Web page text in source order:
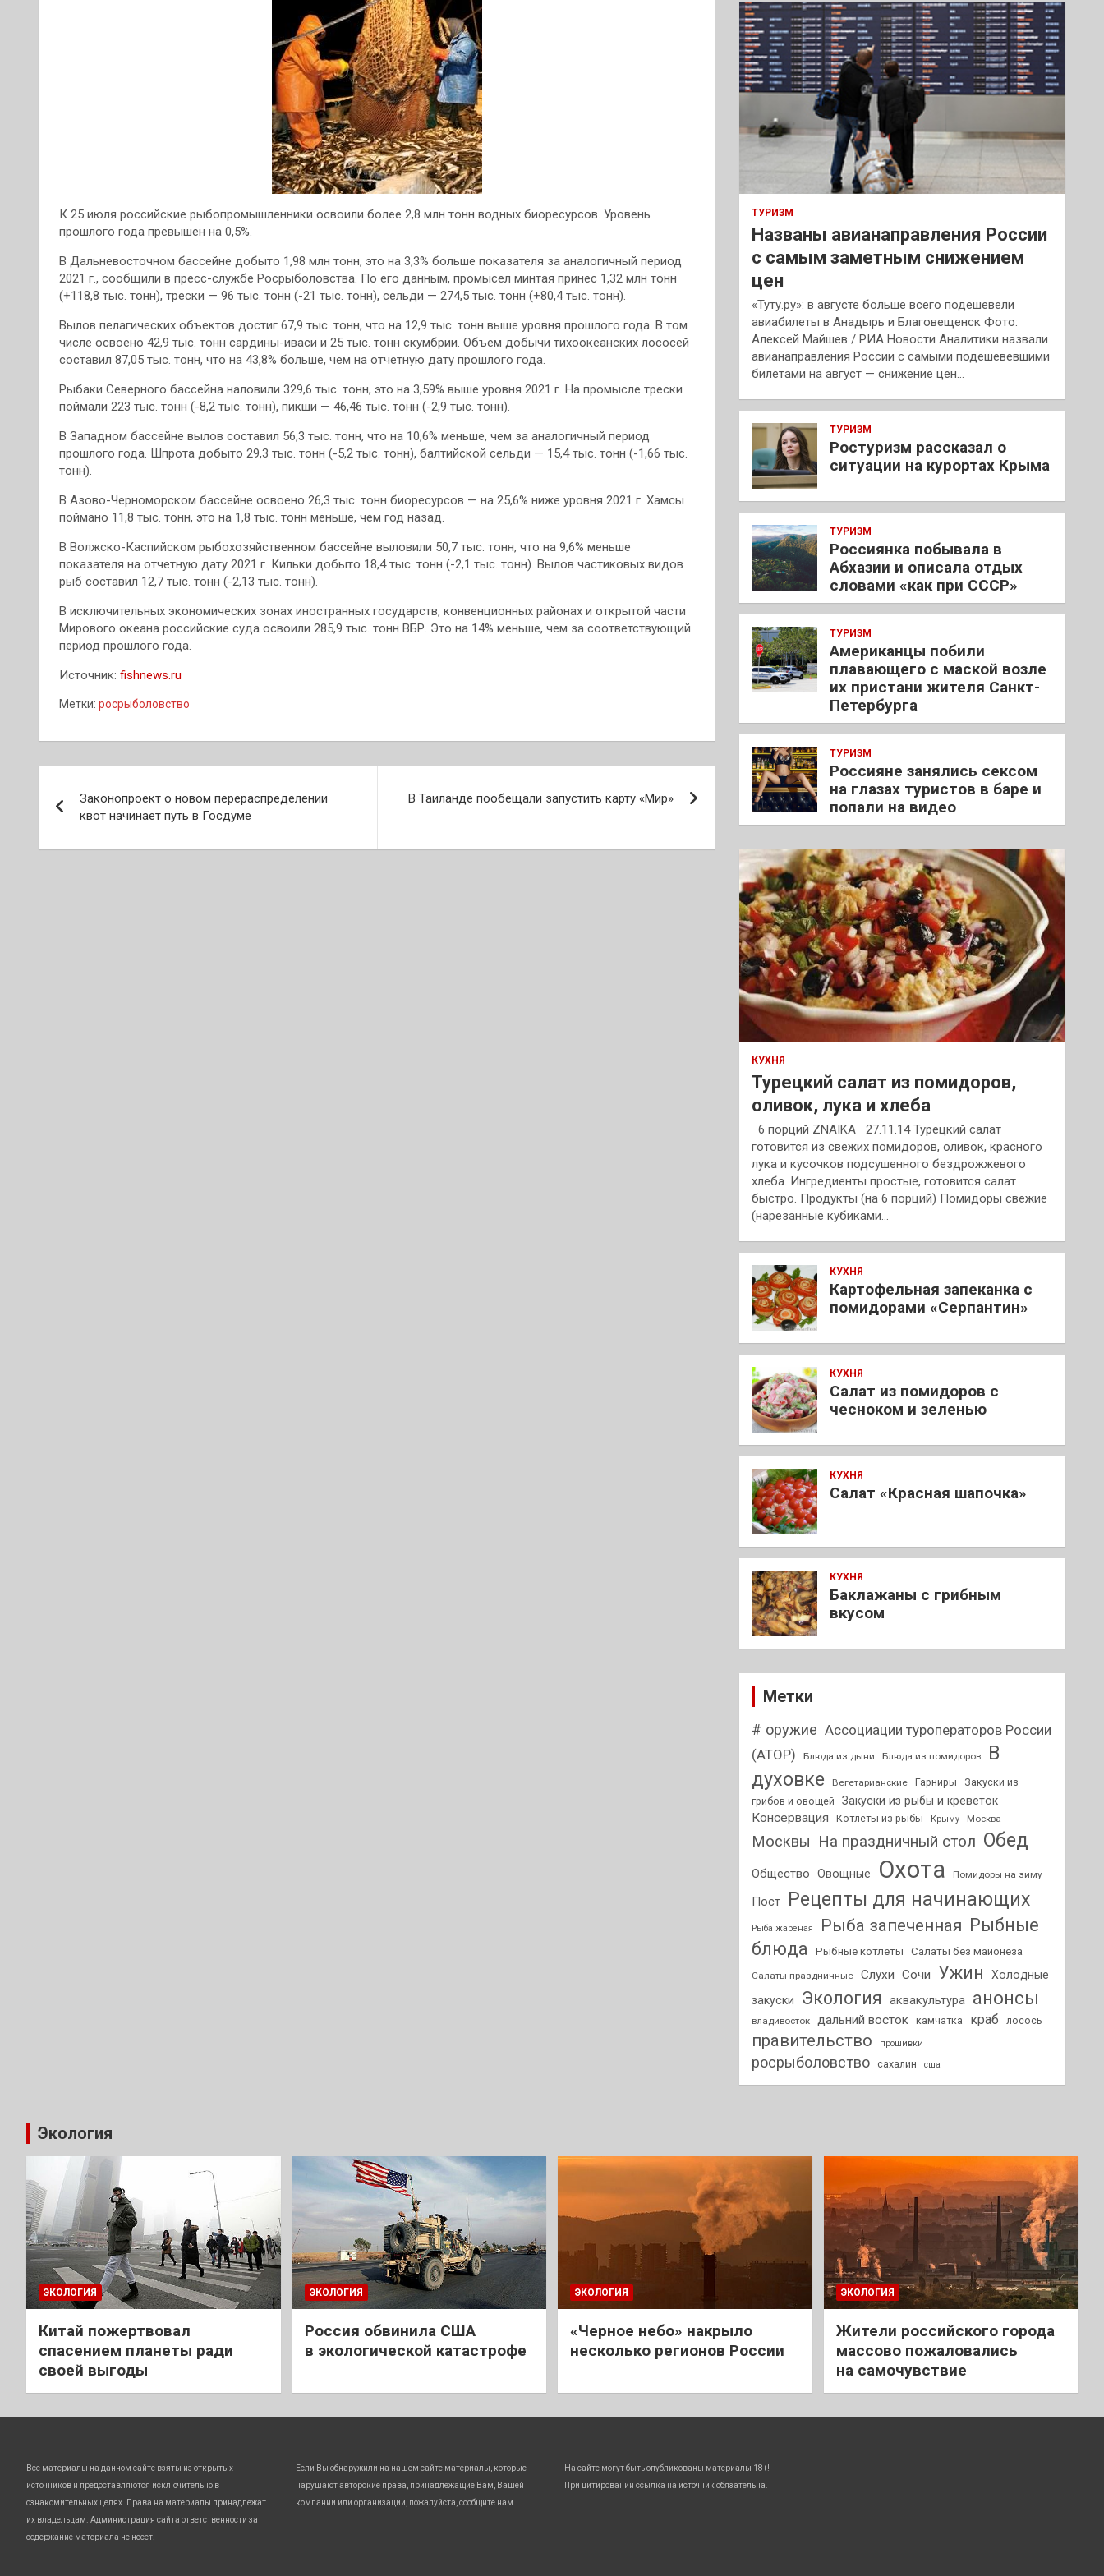
К 25 июля российские рыбопромышленники освоили более 2,8 млн тонн водных биоресурсов. Уровень
прошлого года превышен на 0,5%.
В Дальневосточном бассейне добыто 1,98 млн тонн, это на 3,3% больше показателя за аналогичный период
2021 г., сообщили в пресс-службе Росрыболовства. По его данным, промысел минтая принес 1,32 млн тонн
(+118,8 тыс. тонн), трески — 96 тыс. тонн (-21 тыс. тонн), сельди — 274,5 тыс. тонн (+80,4 тыс. тонн).
Вылов пелагических объектов достиг 67,9 тыс. тонн, что на 12,9 тыс. тонн выше уровня прошлого года. В том
числе освоено 42,9 тыс. тонн сардины-иваси и 25 тыс. тонн скумбрии. Объем добычи тихоокеанских лососей
составил 87,05 тыс. тонн, что на 43,8% больше, чем на отчетную дату прошлого года.
Рыбаки Северного бассейна наловили 329,6 тыс. тонн, это на 3,59% выше уровня 2021 г. На промысле трески
поймали 223 тыс. тонн (-8,2 тыс. тонн), пикши — 46,46 тыс. тонн (-2,9 тыс. тонн).
В Западном бассейне вылов составил 56,3 тыс. тонн, что на 10,6% меньше, чем за аналогичный период
прошлого года. Шпрота добыто 29,3 тыс. тонн (-5,2 тыс. тонн), балтийской сельди — 15,4 тыс. тонн (-1,66 тыс.
тонн).
В Азово-Черноморском бассейне освоено 26,3 тыс. тонн биоресурсов — на 25,6% ниже уровня 2021 г. Хамсы
поймано 11,8 тыс. тонн, это на 1,8 тыс. тонн меньше, чем год назад.
В Волжско-Каспийском рыбохозяйственном бассейне выловили 50,7 тыс. тонн, что на 9,6% меньше
показателя на отчетную дату 2021 г. Кильки добыто 18,4 тыс. тонн (-2,1 тыс. тонн). Вылов частиковых видов
рыб составил 12,7 тыс. тонн (-2,13 тыс. тонн).
В исключительных экономических зонах иностранных государств, конвенционных районах и открытой части
Мирового океана российские суда освоили 285,9 тыс. тонн ВБР. Это на 14% меньше, чем за соответствующий
период прошлого года.
Источник: fishnews.ru
Метки: росрыболовство
по
записям
Законопроект о новом перераспределении
квот начинает путь в Госдуме
В Таиланде пообещали запустить карту «Мир»
к
ТУРИЗМ
Названы авианаправления России
с самым заметным снижением
цен
«Туту.ру»: в августе больше всего подешевели
авиабилеты в Анадырь и Благовещенск Фото:
Алексей Майшев / РИА Новости Аналитики назвали
авианаправления России с самыми подешевевшими
билетами на август — снижение цен…
ТУРИЗМ
Ростуризм рассказал о
ситуации на курортах Крыма
ТУРИЗМ
Россиянка побывала в
Абхазии и описала отдых
словами «как при СССР»
ТУРИЗМ
Американцы побили
плавающего с маской возле
их пристани жителя Санкт-
Петербурга
ТУРИЗМ
Россияне занялись сексом
на глазах туристов в баре и
попали на видео
КУХНЯ
Турецкий салат из помидоров,
оливок, лука и хлеба
6 порций ZNAIKA 27.11.14 Турецкий салат
готовится из свежих помидоров, оливок, красного
лука и кусочков подсушенного бездрожжевого
хлеба. Ингредиенты простые, готовится салат
быстро. Продукты (на 6 порций) Помидоры свежие
(нарезанные кубиками…
КУХНЯ
Картофельная запеканка с
помидорами «Серпантин»
КУХНЯ
Салат из помидоров с
чесноком и зеленью
КУХНЯ
Салат «Красная шапочка»
КУХНЯ
Баклажаны с грибным
вкусом
Метки
# оружие Ассоциации туроператоров России
(АТОР)
Блюда из дыни Блюда из помидоров
В
духовке
Вегетарианские Гарниры
Закуски из
грибов и овощей
Закуски из рыбы и креветок
Консервация Котлеты из рыбы Крыму Москва
Москвы На праздничный стол Обед
Общество Овощные Охота Помидоры на зиму
Пост Рецепты для начинающих
Рыба жареная Рыба запеченная Рыбные
блюда
Рыбные котлеты Салаты без майонеза
Салаты праздничные Слухи Сочи Ужин
Холодные
закуски
Экология аквакультура анонсы
владивосток дальний восток камчатка краб лосось
правительство прошивки
росрыболовство сахалин сша
Экология
ЭКОЛОГИЯ
Китай пожертвовал
спасением планеты ради
своей выгоды
ЭКОЛОГИЯ
Россия обвинила США
в экологической катастрофе
ЭКОЛОГИЯ
«Черное небо» накрыло
несколько регионов России
ЭКОЛОГИЯ
Жители российского города
массово пожаловались
на самочувствие
Все материалы на данном сайте взяты из открытых
источников и предоставляются исключительно в
ознакомительных целях. Права на материалы принадлежат
их владельцам. Администрация сайта ответственности за
содержание материала не несет.
Если Вы обнаружили на нашем сайте материалы, которые
нарушают авторские права, принадлежащие Вам, Вашей
компании или организации, пожалуйста, сообщите нам.
На сайте могут быть опубликованы материалы 18+!
При цитировании ссылка на источник обязательна.